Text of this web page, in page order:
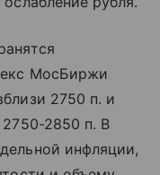
МосБиржи
2750 п. и
2750-2850 п. В
инфляции,